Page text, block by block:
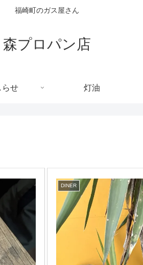
福崎町のガス屋さん
森プロパン店
らせ 灯油
DINER